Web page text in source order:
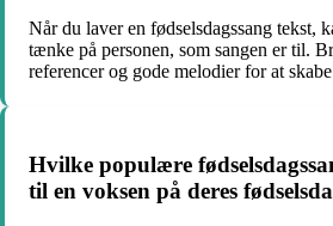
Når du laver en fødselsdagssang tekst,
tænke på personen, som sangen er til.
referencer og gode melodier for at
Hvilke populære
til en voksen på deres